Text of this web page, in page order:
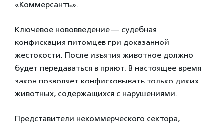
«Коммерсантъ».
Ключевое нововведение — судебная
конфискация питомцев при доказанной
жестокости. После изъятия животное должно
будет передаваться в приют. В настоящее время
закон позволяет конфисковывать только диких
животных, содержащихся с нарушениями.
Представители некоммерческого сектора,